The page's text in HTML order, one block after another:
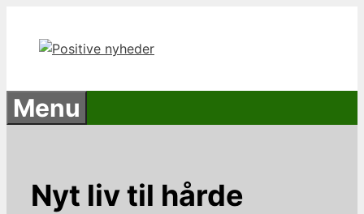
indhold
Menu
Nyt liv til hårde